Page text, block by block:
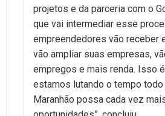
projetos e da parceria com o
que vai intermediar esse
empreendedores vão receber
vão ampliar suas empresas,
empregos e mais renda. Isso
estamos lutando o tempo todo
Maranhão possa cada vez